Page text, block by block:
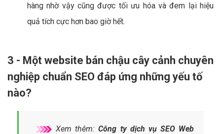
hàng nhờ vậy cũng được tối ưu hóa và đem lại hiệu
quả tích cực hơn bao giờ hết.
3 - Một website bán chậu cây cảnh chuyên
nghiệp chuẩn SEO đáp ứng những yếu tố
nào?
Xem thêm:Công ty dịch vụ SEO Web